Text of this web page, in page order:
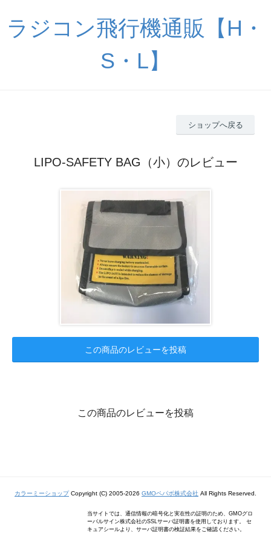
ラジコン飛行機通販【H・
S・L】
ショップへ戻る
LIPO-SAFETY BAG（小）のレビュー
この商品のレビューを投稿
この商品のレビューを投稿
カラーミーショップCopyright (C) 2005-2026 GMOペパボ株式会社 All Rights Reserved.
当サイトでは、通信情報の暗号化と実在性の証明のため、GMOグロ
ーバルサイン株式会社のSSLサーバ証明書を使用しております。 セ
キュアシールより、サーバ証明書の検証結果をご確認ください。